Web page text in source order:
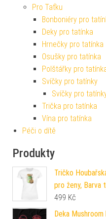
Pro Taťku
Bonboniéry pro
Deky pro tatínka
Hrnečky pro tatínka
Osušky pro tatínka
Polštářky pro
Svíčky pro tatínky
Svíčky pro
Trička pro tatínka
Vína pro tatínka
Péči o dítě
Produkty
Tričko
pro ženy, Barva
499 Kč
Deka